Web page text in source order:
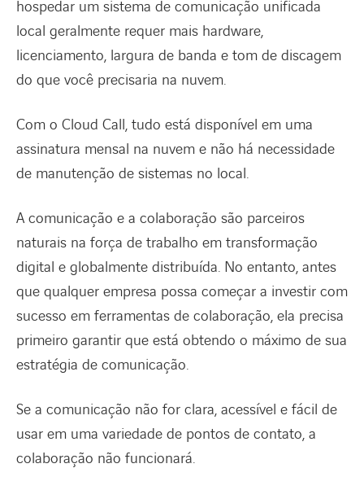
hospedar um sistema de comunicação unificada
local geralmente requer mais hardware,
licenciamento, largura de banda e tom de discagem
do que você precisaria na nuvem.
Com o Cloud Call, tudo está disponível em uma
assinatura mensal na nuvem e não há necessidade
de manutenção de sistemas no local.
A comunicação e a colaboração são parceiros
naturais na força de trabalho em transformação
digital e globalmente distribuída. No entanto, antes
que qualquer empresa possa começar a investir com
sucesso em ferramentas de colaboração, ela precisa
primeiro garantir que está obtendo o máximo de sua
estratégia de comunicação.
Se a comunicação não for clara, acessível e fácil de
usar em uma variedade de pontos de contato, a
colaboração não funcionará.